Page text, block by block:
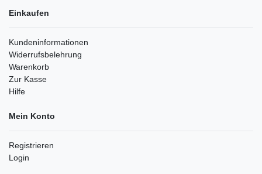
Einkaufen
Kundeninformationen
Widerrufsbelehrung
Warenkorb
Zur Kasse
Hilfe
Mein Konto
Registrieren
Login